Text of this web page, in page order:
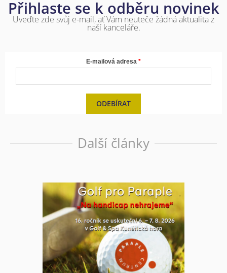
Přihlaste se k odběru novinek
Uveďte zde svůj e-mail, ať Vám neuteče žádná aktualita z
naší kanceláře.
E-mailová adresa
ODEBÍRAT
Další články